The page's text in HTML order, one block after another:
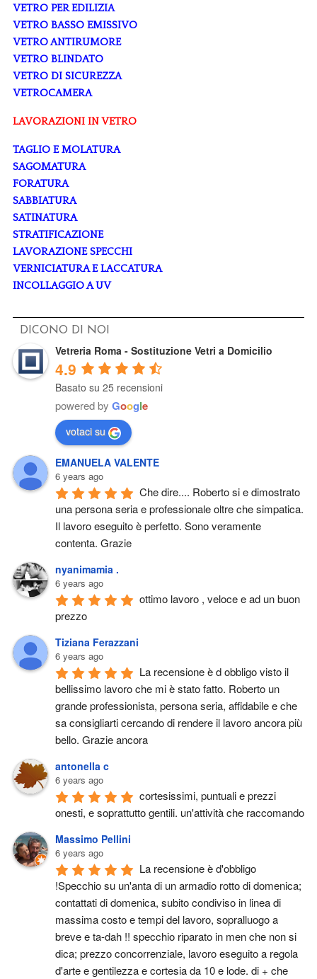
VETRO PER EDILIZIA
VETRO BASSO EMISSIVO
VETRO ANTIRUMORE
VETRO BLINDATO
VETRO DI SICUREZZA
VETROCAMERA
LAVORAZIONI IN VETRO
TAGLIO E MOLATURA
SAGOMATURA
FORATURA
SABBIATURA
SATINATURA
STRATIFICAZIONE
LAVORAZIONE SPECCHI
VERNICIATURA E LACCATURA
INCOLLAGGIO A UV
DICONO DI NOI
Vetreria Roma - Sostituzione Vetri a Domicilio
4.9
Basato su 25 recensioni
powered by Google
votaci su
EMANUELA VALENTE
6 years ago
Che dire.... Roberto si e dimostrato
una persona seria e professionale oltre che simpatica.
Il lavoro eseguito è perfetto. Sono veramente
contenta. Grazie
nyanimamia .
6 years ago
ottimo lavoro , veloce e ad un buon
prezzo
Tiziana Ferazzani
6 years ago
La recensione è d obbligo visto il
bellissimo lavoro che mi è stato fatto. Roberto un
grande professionista, persona seria, affidabile e che
sa consigliarti cercando di rendere il lavoro ancora più
bello. Grazie ancora
antonella c
6 years ago
cortesissimi, puntuali e prezzi
onesti, e soprattutto gentili. un'attività che raccomando
Massimo Pellini
6 years ago
La recensione è d'obbligo
!Specchio su un'anta di un armadio rotto di domenica;
contattati di domenica, subito condiviso in linea di
massima costo e tempi del lavoro, sopralluogo a
breve e ta-dah !! specchio riparato in men che non si
dica; prezzo concorrenziale, lavoro eseguito a regola
d'arte e gentilezza e cortesia da 10 e lode. di + che